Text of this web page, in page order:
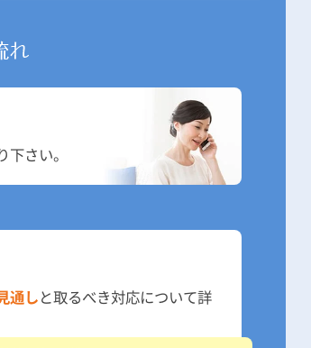
下さい。
通し と取るべき対応について詳